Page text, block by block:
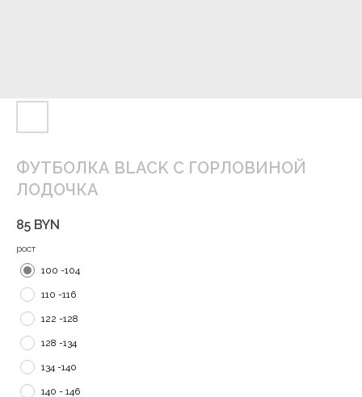
ФУТБОЛКА BLACK С ГОРЛОВИНОЙ
ЛОДОЧКА
85 BYN
рост
100 -104
110 -116
122 -128
128 -134
134 -140
140 - 146